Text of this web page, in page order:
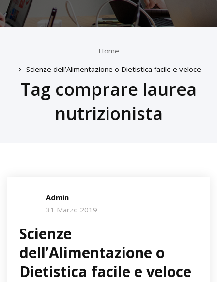
Home
Scienze dell’Alimentazione o Dietistica facile e veloce
Tag comprare laurea
nutrizionista
Admin
31 Marzo 2019
Scienze
dell’Alimentazione o
Dietistica facile e veloce